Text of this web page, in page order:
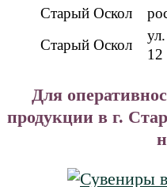
Старый Оскол
Старый Оскол
12
Для
продукции в г.